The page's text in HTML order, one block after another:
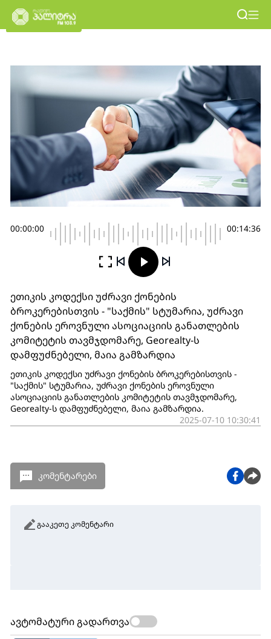
00:00:00 00:14:36
ეთიკის კოდექსი უძრავი ქონების
ბროკერებისთვის - "საქმის" სტუმარია, უძრავი
ქონების ეროვნული ასოციაციის განათლების
კომიტეტის თავმჯდომარე, Georealty-ს
დამფუძნებელი, მაია გამზარდია
ეთიკის კოდექსი უძრავი ქონების ბროკერებისთვის -
"საქმის" სტუმარია, უძრავი ქონების ეროვნული
ასოციაციის განათლების კომიტეტის თავმჯდომარე,
Georealty-ს დამფუძნებელი, მაია გამზარდია.
2025-07-10 10:30:41
კომენტარები
გააკეთე კომენტარი
ავტომატური გადართვა